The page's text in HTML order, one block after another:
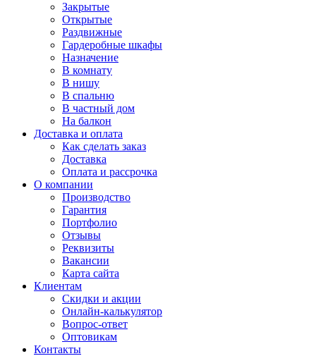
Закрытые
Открытые
Раздвижные
Гардеробные шкафы
Назначение
В комнату
В нишу
В спальню
В частный дом
На балкон
Доставка и оплата
Как сделать заказ
Доставка
Оплата и рассрочка
О компании
Производство
Гарантия
Портфолио
Отзывы
Реквизиты
Вакансии
Карта сайта
Клиентам
Скидки и акции
Онлайн-калькулятор
Вопрос-ответ
Оптовикам
Контакты